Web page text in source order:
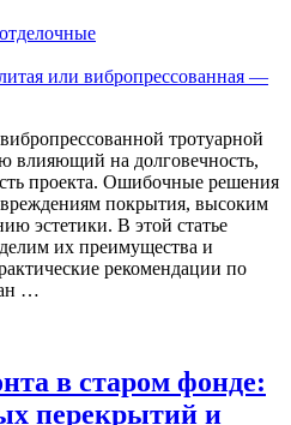
тротуарной
влияющий на долговечность,
проекта. Ошибочные решения
покрытия, высоким
эстетики. В этой статье
их преимущества и
рекомендации по
…
в старом фонде:
перекрытий и